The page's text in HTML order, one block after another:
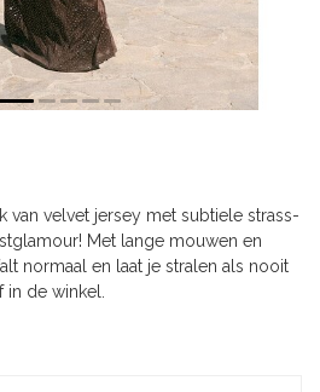
van velvet jersey met subtiele strass-
Met lange mouwen en
normaal en laat je stralen als nooit
de winkel.